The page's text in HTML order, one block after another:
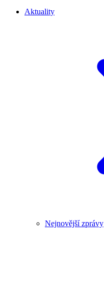
Aktuality
Nejnovější zprávy